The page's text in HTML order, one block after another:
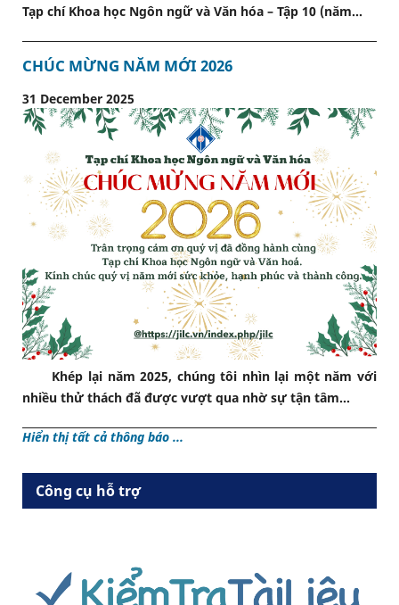
Tạp chí Khoa học Ngôn ngữ và Văn hóa – Tập 10 (năm...
CHÚC MỪNG NĂM MỚI 2026
31 December 2025
Khép lại năm 2025, chúng tôi nhìn lại một năm với
nhiều thử thách đã được vượt qua nhờ sự tận tâm...
Hiển thị tất cả thông báo ...
Công cụ hỗ trợ